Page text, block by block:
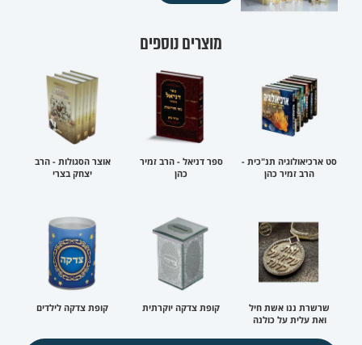
מוצרים נוספים
סט ארכיאולוגיה תנ"כית -
הרב זמיר כהן
ספר דניאל - הרב זמיר
כהן
אוצר הסגולות - הרב
יצחק בצרי
שרשרת ננו אשת חיל
ואת עלית על כולנה
קופת צדקה יוקרתית קופת צדקה לילדים